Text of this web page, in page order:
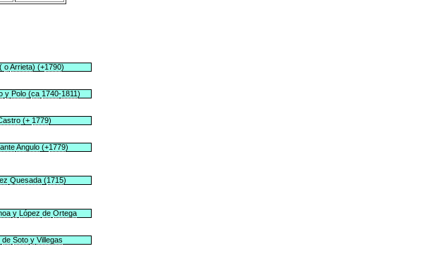
( o Arrieta) (+1790)
y Polo(ca 1740-1811)
(+ 1779)
Angulo (+1779)
Quesada (1715)
y López de Ortega
de Soto y Villegas